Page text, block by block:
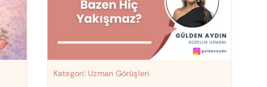
Kategori: Uzman Görüşleri